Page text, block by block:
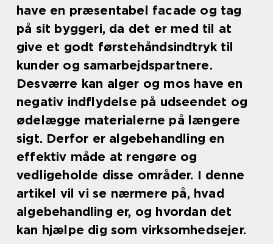
have en præsentabel facade og tag
på sit byggeri, da det er med til at
give et godt førstehåndsindtryk til
kunder og samarbejdspartnere.
Desværre kan alger og mos have en
negativ indflydelse på udseendet og
ødelægge materialerne på længere
sigt. Derfor er algebehandling en
effektiv måde at rengøre og
vedligeholde disse områder. I denne
artikel vil vi se nærmere på, hvad
algebehandling er, og hvordan det
kan hjælpe dig som virksomhedsejer.